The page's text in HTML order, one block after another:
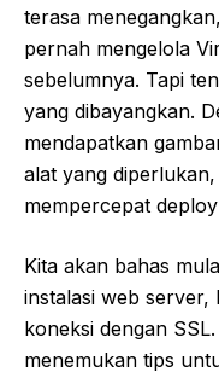
terasa
pernah mengelola
sebelumnya. Tapi
yang dibayangkan.
mendapatkan
alat yang
mempercepat
Kita akan bahas
instalasi web server,
koneksi dengan
menemukan tips